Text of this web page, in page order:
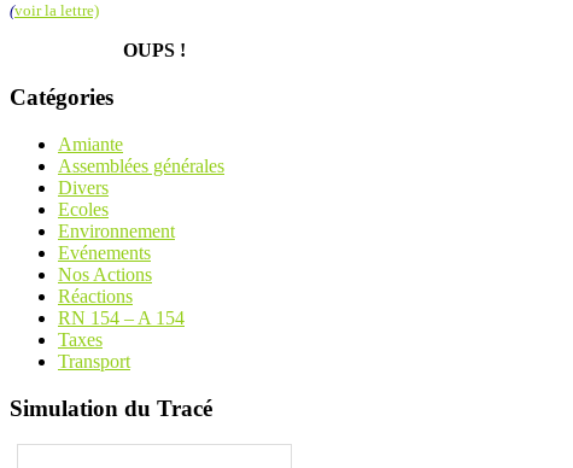
(voir la lettre)
OUPS !
Catégories
Amiante
Assemblées générales
Divers
Ecoles
Environnement
Evénements
Nos Actions
Réactions
RN 154 – A 154
Taxes
Transport
Simulation du Tracé